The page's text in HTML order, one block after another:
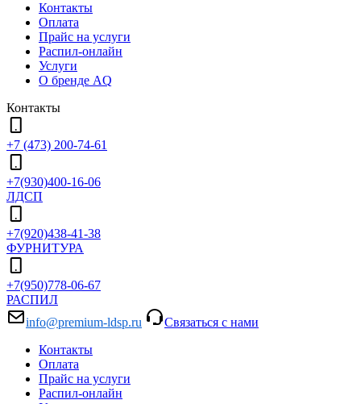
Контакты
Оплата
Прайс на услуги
Распил-онлайн
Услуги
О бренде AQ
Контакты
+7 (473) 200-74-61
+7(930)400-16-06
ЛДСП
+7(920)438-41-38
ФУРНИТУРА
+7(950)778-06-67
РАСПИЛ
info@premium-ldsp.ru
Связаться с нами
Контакты
Оплата
Прайс на услуги
Распил-онлайн